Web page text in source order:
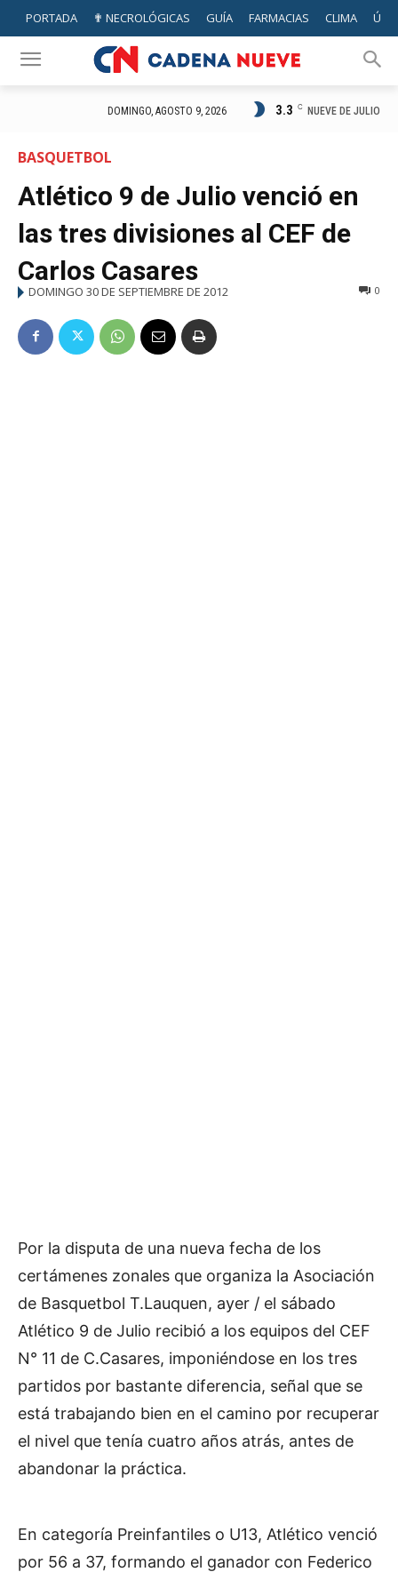
PORTADA ✟ NECROLÓGICAS GUÍA FARMACIAS CLIMA
DOMINGO, AGOSTO 9, 2026 3.3 C NUEVE DE JULIO
BASQUETBOL
Atlético 9 de Julio venció en
las tres divisiones al CEF de
Carlos Casares
DOMINGO 30 DE SEPTIEMBRE DE 2012 0
Por la disputa de una nueva fecha de los
certámenes zonales que organiza la Asociación
de Basquetbol T.Lauquen, ayer / el sábado
Atlético 9 de Julio recibió a los equipos del CEF
N° 11 de C.Casares, imponiéndose en los tres
partidos por bastante diferencia, señal que se
está trabajando bien en el camino por recuperar
el nivel que tenía cuatro años atrás, antes de
abandonar la práctica.
En categoría Preinfantiles o U13, Atlético venció
por 56 a 37, formando el ganador con Federico